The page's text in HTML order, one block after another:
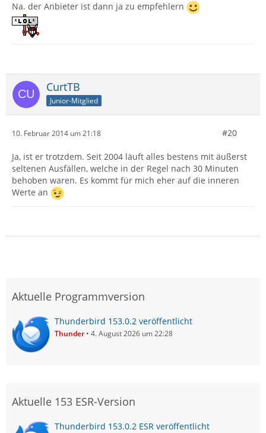
Na. der Anbieter ist dann ja zu empfehlern
CurtTB
Junior-Mitglied
10. Februar 2014 um 21:18 #20
Ja, ist er trotzdem. Seit 2004 läuft alles bestens mit äußerst
seltenen Ausfällen, welche in der Regel nach 30 Minuten
behoben waren. Es kommt für mich eher auf die inneren
Werte an
Aktuelle Programmversion
Thunderbird 153.0.2 veröffentlicht
Thunder 4. August 2026 um 22:28
Aktuelle 153 ESR-Version
Thunderbird 153.0.2 ESR veröffentlicht